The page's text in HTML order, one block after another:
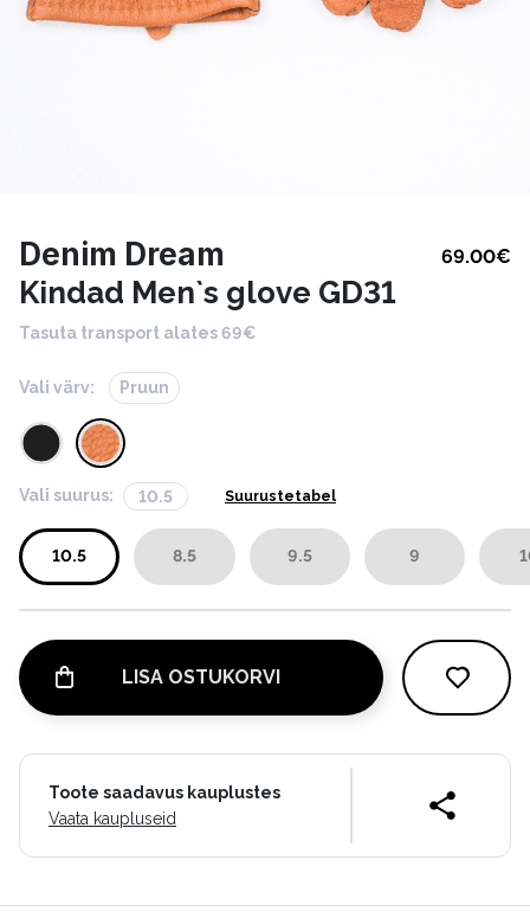
Denim Dream 69.00€
Kindad Men`s glove GD31
Tasuta transport alates 69€
Vali värv: Pruun
Vali suurus: 10.5 Suurustetabel
10.5 8.5 9.5 9
LISA OSTUKORVI
Toote saadavus kauplustes
Vaata kaupluseid